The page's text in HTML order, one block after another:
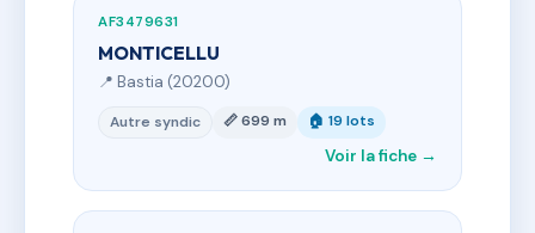
AF3479631
MONTICELLU
📍 Bastia (20200)
Autre syndic 📏 699 m 🏠 19 lots
Voir la fiche →